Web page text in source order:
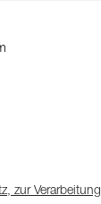
zur Verarbeitung